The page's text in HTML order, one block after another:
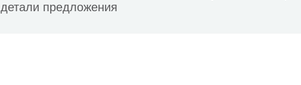
детали предложения